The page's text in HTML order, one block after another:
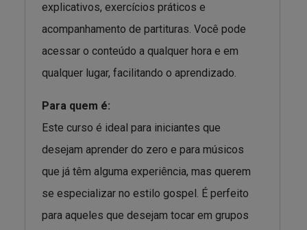
explicativos, exercícios práticos e
acompanhamento de partituras. Você pode
acessar o conteúdo a qualquer hora e em
qualquer lugar, facilitando o aprendizado.
Para quem é:
Este curso é ideal para iniciantes que
desejam aprender do zero e para músicos
que já têm alguma experiência, mas querem
se especializar no estilo gospel. É perfeito
para aqueles que desejam tocar em grupos